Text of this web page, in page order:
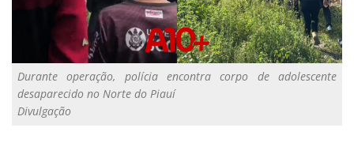
Durante operação, polícia encontra corpo de adolescente
desaparecido no Norte do Piauí
Divulgação